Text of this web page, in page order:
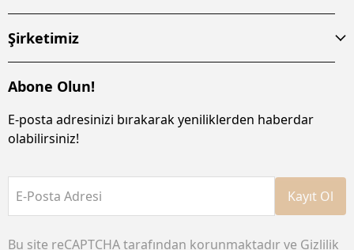
Şirketimiz
Abone Olun!
E-posta adresinizi bırakarak yeniliklerden haberdar
olabilirsiniz!
E-Posta Adresi Kayıt Ol
Bu site reCAPTCHA tarafından korunmaktadır ve Gizlilik